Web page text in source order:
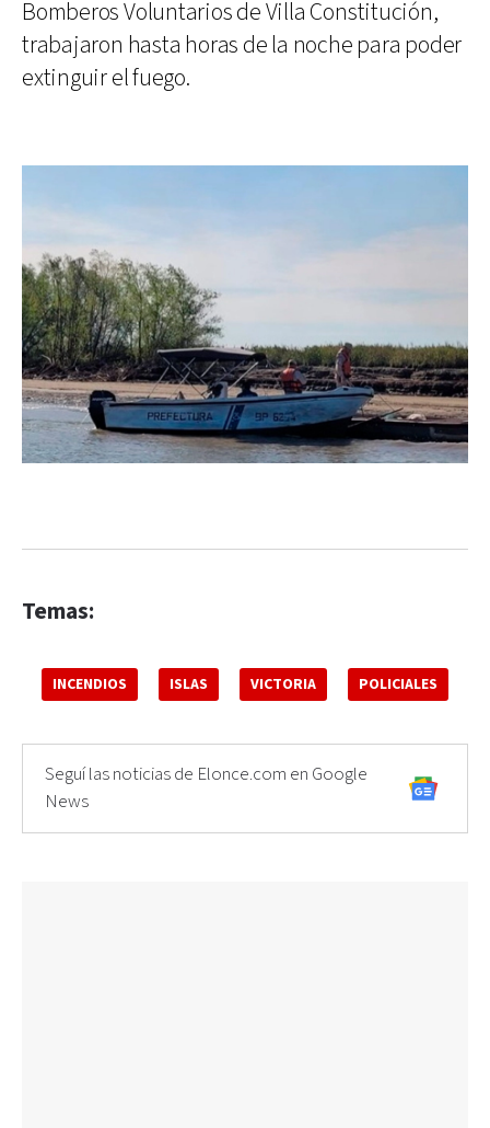
Bomberos Voluntarios de Villa Constitución,
trabajaron hasta horas de la noche para poder
extinguir el fuego.
Temas:
INCENDIOS ISLAS VICTORIA POLICIALES
Seguí las noticias de Elonce.com en Google
News